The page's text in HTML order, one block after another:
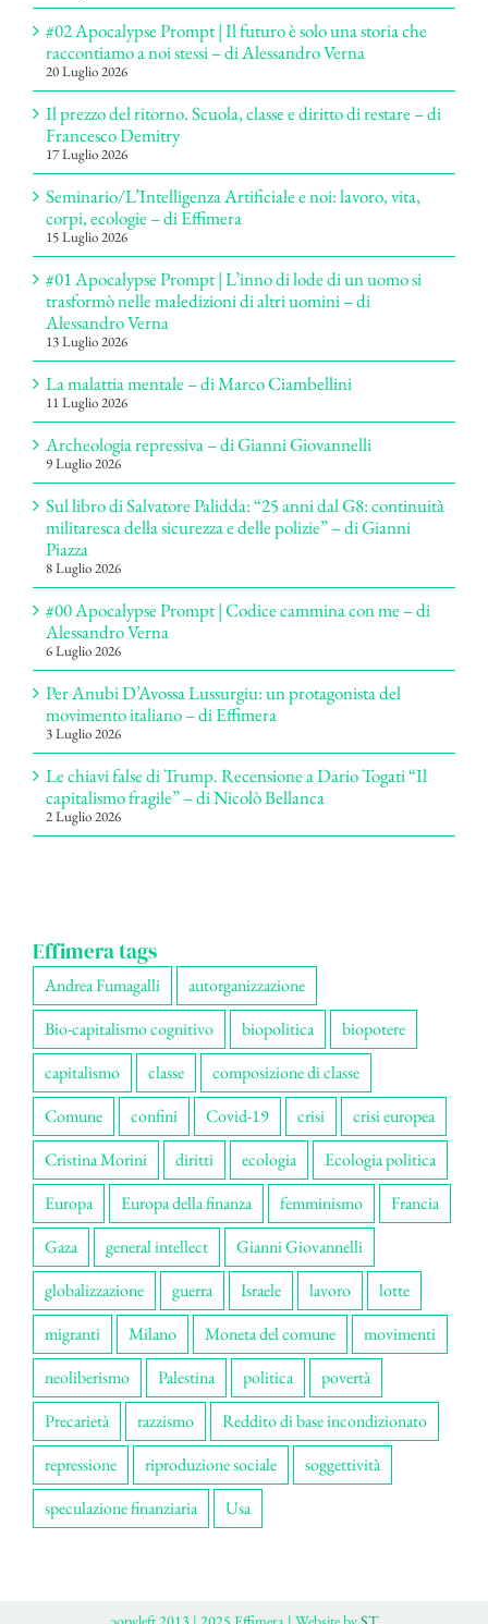
#02 Apocalypse Prompt | Il futuro è solo una storia che
raccontiamo a noi stessi – di Alessandro Verna
20 Luglio 2026
Il prezzo del ritorno. Scuola, classe e diritto di restare – di
Francesco Demitry
17 Luglio 2026
Seminario/L’Intelligenza Artificiale e noi: lavoro, vita,
corpi, ecologie – di Effimera
15 Luglio 2026
#01 Apocalypse Prompt | L’inno di lode di un uomo si
trasformò nelle maledizioni di altri uomini – di
Alessandro Verna
13 Luglio 2026
La malattia mentale – di Marco Ciambellini
11 Luglio 2026
Archeologia repressiva – di Gianni Giovannelli
9 Luglio 2026
Sul libro di Salvatore Palidda: “25 anni dal G8: continuità
militaresca della sicurezza e delle polizie” – di Gianni
Piazza
8 Luglio 2026
#00 Apocalypse Prompt | Codice cammina con me – di
Alessandro Verna
6 Luglio 2026
Per Anubi D’Avossa Lussurgiu: un protagonista del
movimento italiano – di Effimera
3 Luglio 2026
Le chiavi false di Trump. Recensione a Dario Togati “Il
capitalismo fragile” – di Nicolò Bellanca
2 Luglio 2026
Effimera tags
Andrea Fumagalli
autorganizzazione
Bio-capitalismo cognitivo
biopolitica
biopotere
capitalismo
classe
composizione di classe
Comune
confini Covid-19 crisi
crisi europea
Cristina Morini
diritti ecologia
Ecologia politica
Europa
Europa della finanza femminismo
Francia
Gaza
general intellect
Gianni Giovannelli
globalizzazione
guerra Israele lavoro
lotte
migranti
Milano Moneta del comune
movimenti
neoliberismo
Palestina politica
povertà
Precarietà
razzismo
Reddito di base incondizionato
repressione
riproduzione sociale
soggettività
speculazione finanziaria
Usa